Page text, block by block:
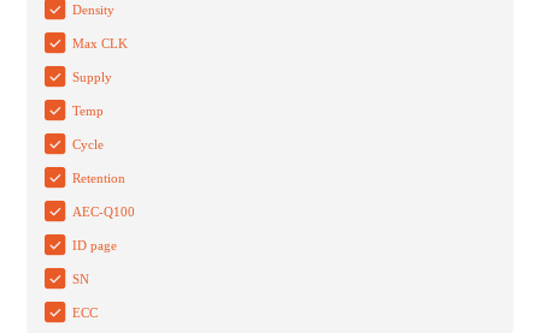
Density
Max CLK
Supply
Temp
Cycle
Retention
AEC-Q100
ID page
SN
ECC